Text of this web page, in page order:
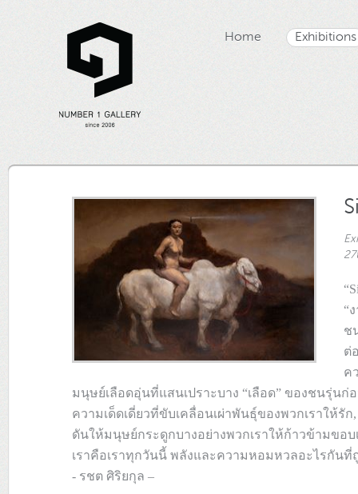
Home Exhibitions
“
ช
ต่
ค
มนุษย์เลือดอุ่นที่แสนเปราะบาง “เลือด” ของชนรุ่น
ความเด็ดเดี่ยวที่ขับเคลื่อนเผ่าพันธุ์ของพวกเราให้
ดันให้มนุษย์กระดูกบางอย่างพวกเราให้ก้าวข้ามขอ
เราคือเราทุกวันนี้ พลังและความหอมหวลอะไรกัน
- รชต ศิริยกุล –